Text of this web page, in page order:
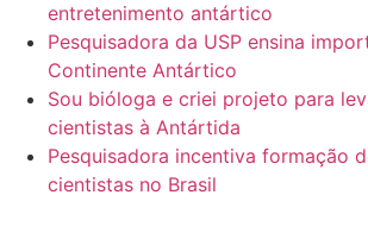
entretenimento antártico
Pesquisadora da USP ensina
Continente Antártico
Sou bióloga e criei projeto para
cientistas à Antártida
Pesquisadora incentiva formação
cientistas no Brasil